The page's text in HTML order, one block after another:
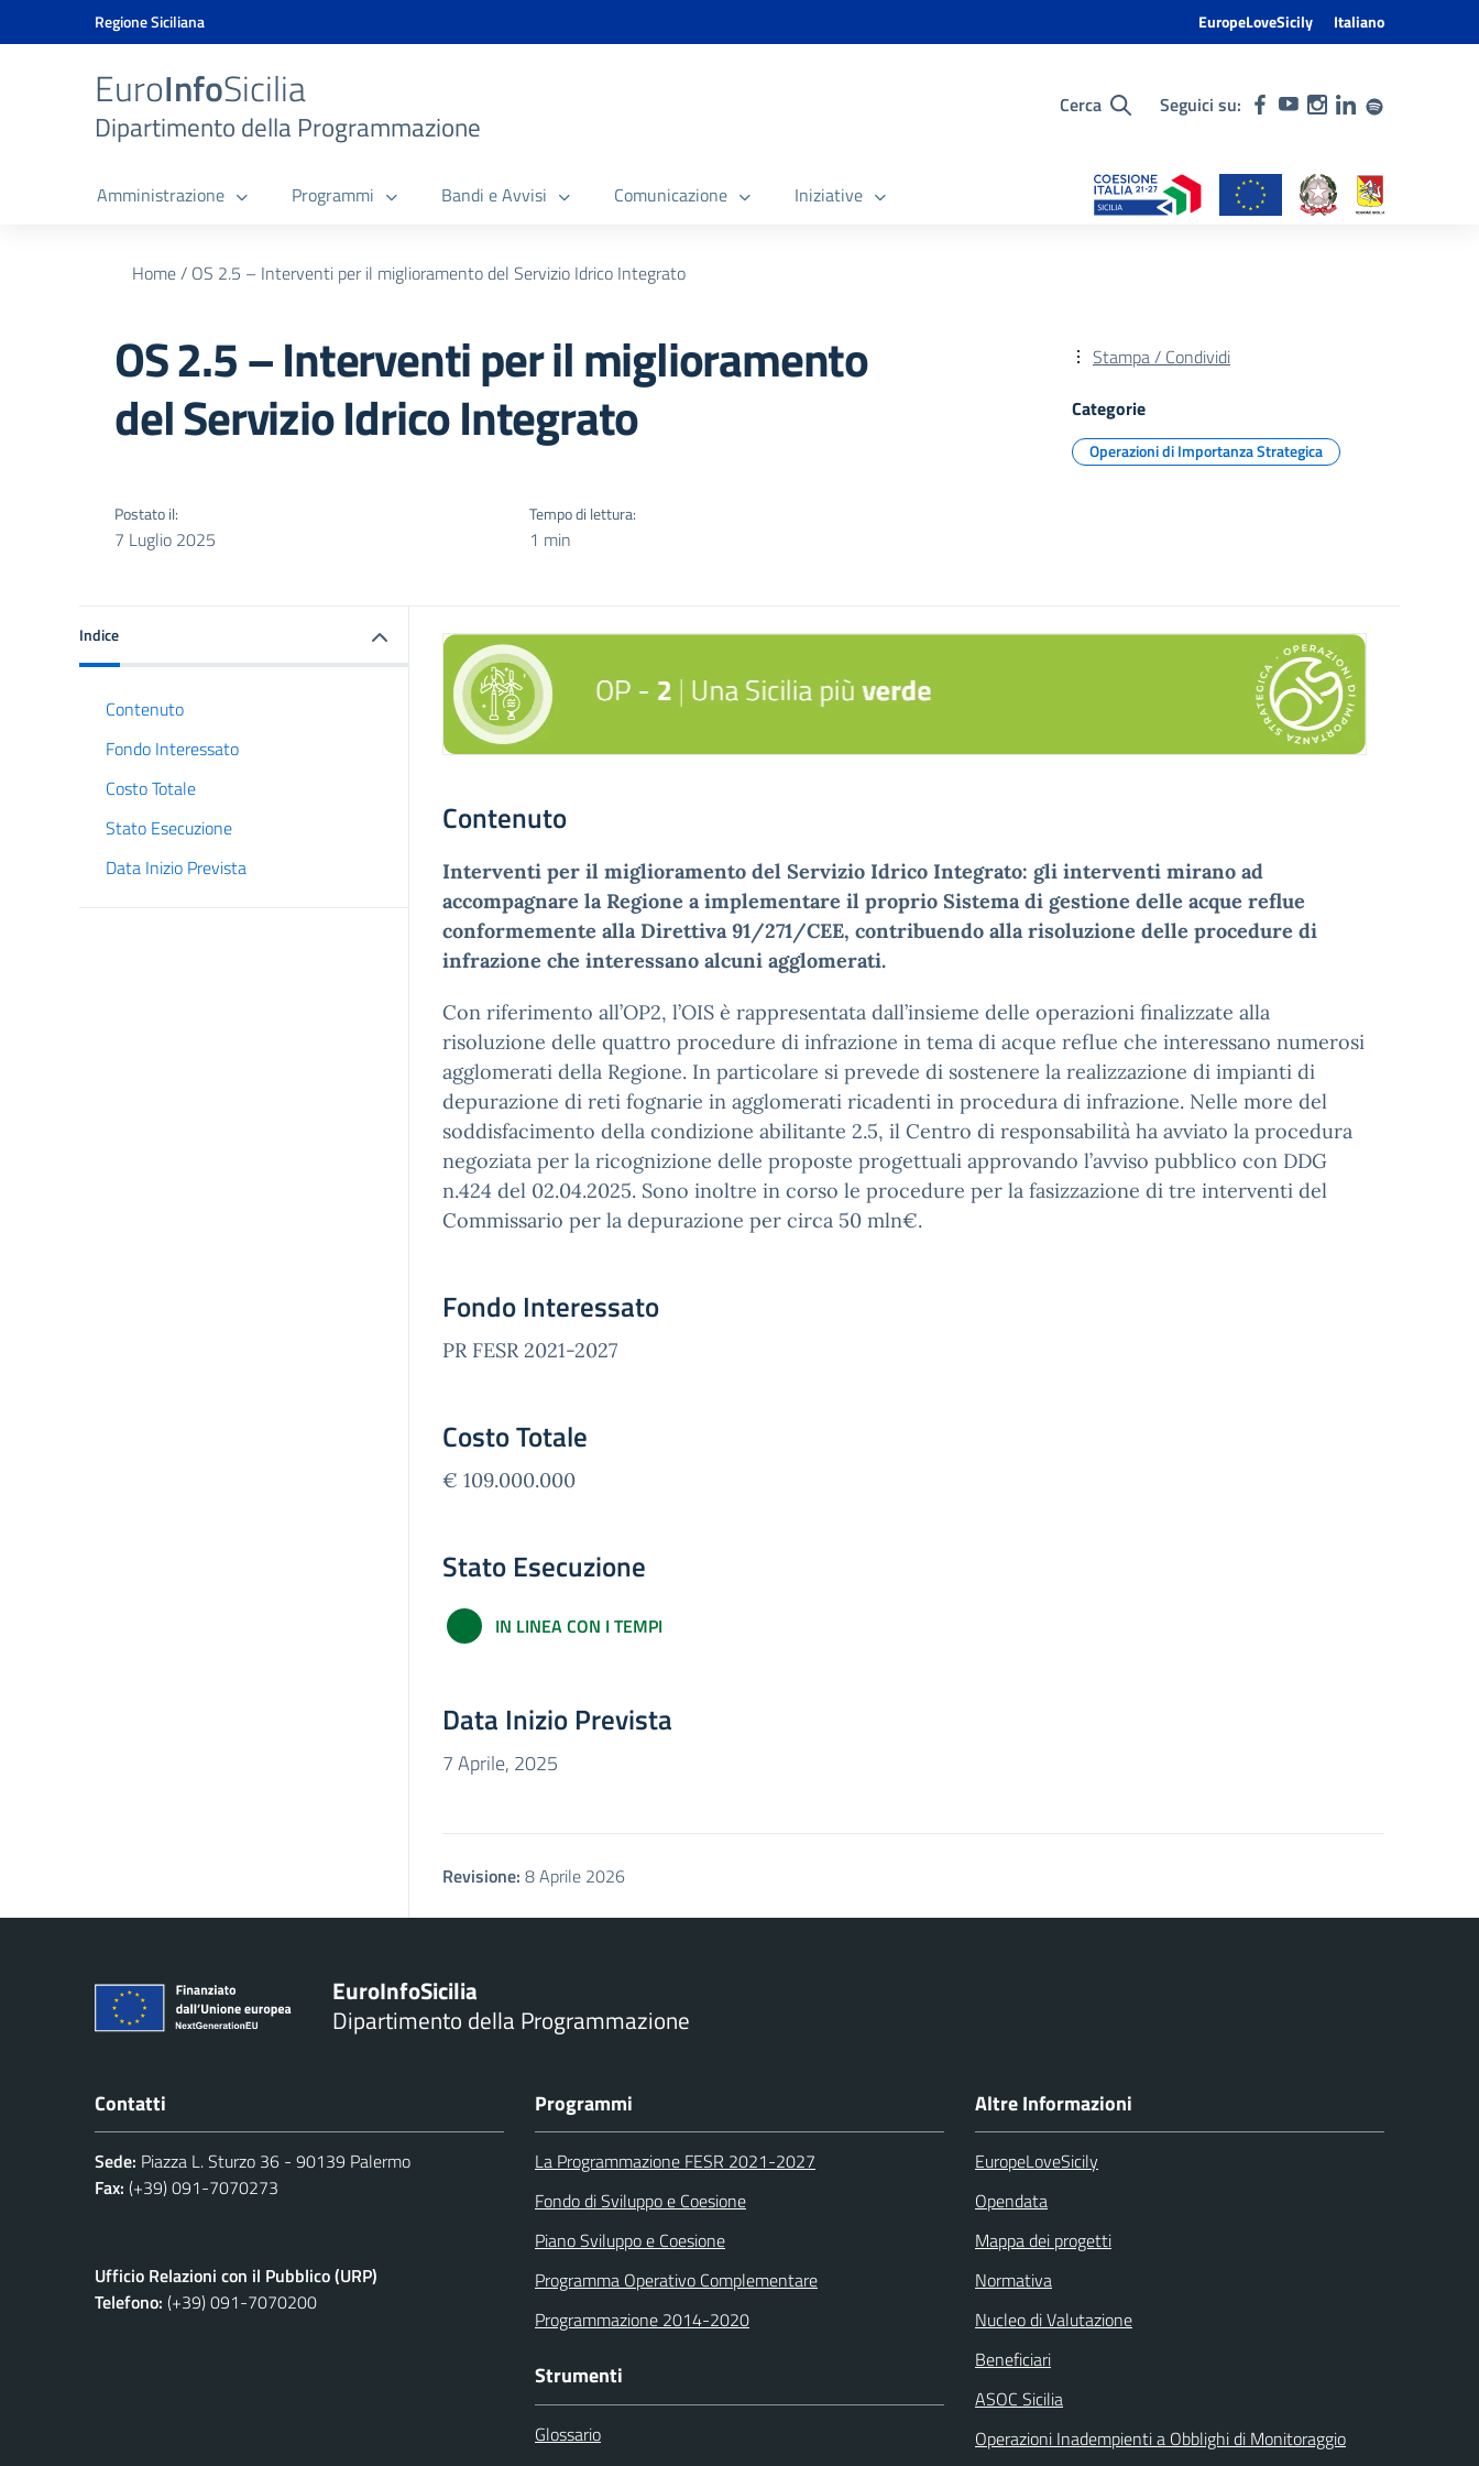
Vai ai contenuti
Vai al menu di navigazione
Vai al banner delle Cookie Policy
Regione Siciliana EuropeLoveSicily Italiano
EuroInfoSicilia
Dipartimento della Programmazione
Cerca Seguici su:
Amministrazione Programmi Bandi e Avvisi Comunicazione Iniziative
Home/ OS 2.5 – Interventi per il miglioramento del Servizio Idrico Integrato
OS 2.5 – Interventi per il miglioramento
del Servizio Idrico Integrato
Postato il:
7 Luglio 2025
Tempo di lettura:
1 min
Stampa / Condividi
Categorie
Operazioni di Importanza Strategica
Indice
Contenuto
Fondo Interessato
Costo Totale
Stato Esecuzione
Data Inizio Prevista
Contenuto
Interventi per il miglioramento del Servizio Idrico Integrato: gli interventi mirano ad
accompagnare la Regione a implementare il proprio Sistema di gestione delle acque reflue
conformemente alla Direttiva 91/271/CEE, contribuendo alla risoluzione delle procedure di
infrazione che interessano alcuni agglomerati.
Con riferimento all’OP2, l’OIS è rappresentata dall’insieme delle operazioni finalizzate alla
risoluzione delle quattro procedure di infrazione in tema di acque reflue che interessano numerosi
agglomerati della Regione. In particolare si prevede di sostenere la realizzazione di impianti di
depurazione di reti fognarie in agglomerati ricadenti in procedura di infrazione. Nelle more del
soddisfacimento della condizione abilitante 2.5, il Centro di responsabilità ha avviato la procedura
negoziata per la ricognizione delle proposte progettuali approvando l’avviso pubblico con DDG
n.424 del 02.04.2025. Sono inoltre in corso le procedure per la fasizzazione di tre interventi del
Commissario per la depurazione per circa 50 mln€.
Fondo Interessato
PR FESR 2021-2027
Costo Totale
€ 109.000.000
Stato Esecuzione
IN LINEA CON I TEMPI
Data Inizio Prevista
7 Aprile, 2025
Revisione: 8 Aprile 2026
EuroInfoSicilia
Dipartimento della Programmazione
Contatti
Sede: Piazza L. Sturzo 36 - 90139 Palermo
Fax: (+39) 091-7070273
Ufficio Relazioni con il Pubblico (URP)
Telefono: (+39) 091-7070200
Programmi
La Programmazione FESR 2021-2027
Fondo di Sviluppo e Coesione
Piano Sviluppo e Coesione
Programma Operativo Complementare
Programmazione 2014-2020
Strumenti
Glossario
Altre Informazioni
EuropeLoveSicily
Opendata
Mappa dei progetti
Normativa
Nucleo di Valutazione
Beneficiari
ASOC Sicilia
Operazioni Inadempienti a Obblighi di Monitoraggio